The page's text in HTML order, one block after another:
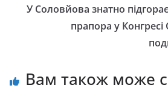
У Соловйова знатно
прапора у
Вам також може